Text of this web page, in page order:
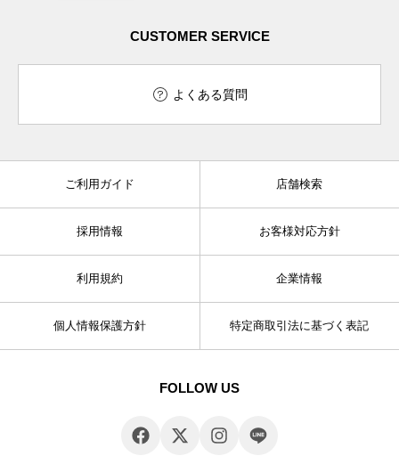
CUSTOMER SERVICE
よくある質問
ご利用ガイド 店舗検索
採用情報 お客様対応方針
利用規約 企業情報
個人情報保護方針 特定商取引法に基づく表記
FOLLOW US